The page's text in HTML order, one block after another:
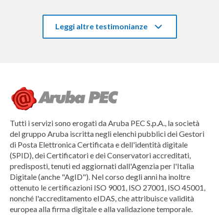
Leggi altre testimonianze
Tutti i servizi sono erogati da Aruba PEC S.p.A., la società
del gruppo Aruba iscritta negli elenchi pubblici dei Gestori
di Posta Elettronica Certificata e dell'identità digitale
(SPID), dei Certificatori e dei Conservatori accreditati,
predisposti, tenuti ed aggiornati dall'Agenzia per l'Italia
Digitale (anche "AgID"). Nel corso degli anni ha inoltre
ottenuto le certificazioni ISO 9001, ISO 27001, ISO 45001,
nonché l'accreditamento eIDAS, che attribuisce validità
europea alla firma digitale e alla validazione temporale.